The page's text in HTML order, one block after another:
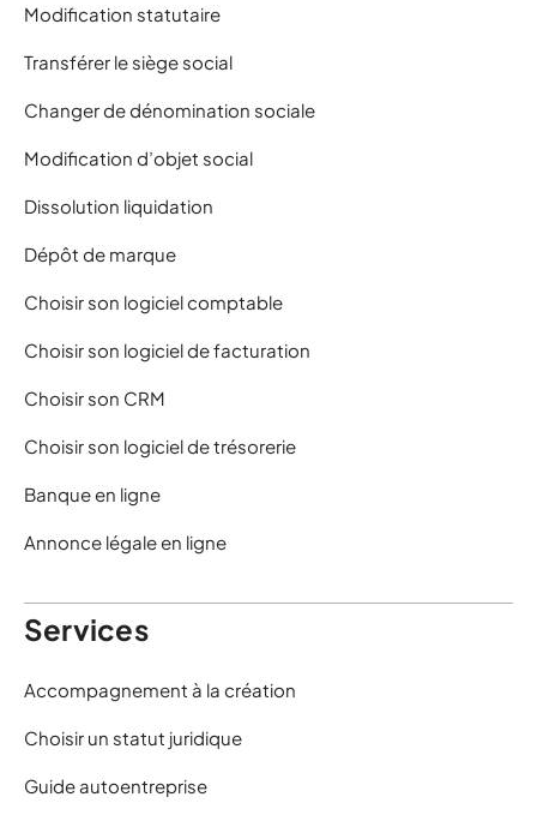
Modification statutaire
Transférer le siège social
Changer de dénomination sociale
Modification d’objet social
Dissolution liquidation
Dépôt de marque
Choisir son logiciel comptable
Choisir son logiciel de facturation
Choisir son CRM
Choisir son logiciel de trésorerie
Banque en ligne
Annonce légale en ligne
Services
Accompagnement à la création
Choisir un statut juridique
Guide autoentreprise